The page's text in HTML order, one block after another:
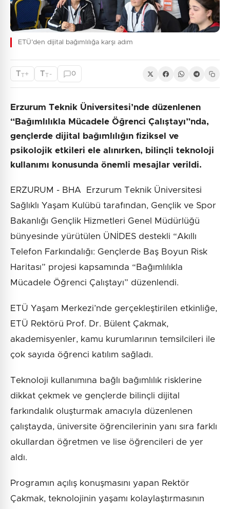
ETÜ’den dijital bağımlılığa karşı adım
TT+ TT - 0
Erzurum Teknik Üniversitesi’nde düzenlenen
“Bağımlılıkla Mücadele Öğrenci Çalıştayı”nda,
gençlerde dijital bağımlılığın fiziksel ve
psikolojik etkileri ele alınırken, bilinçli teknoloji
kullanımı konusunda önemli mesajlar verildi.
ERZURUM - BHA Erzurum Teknik Üniversitesi
Sağlıklı Yaşam Kulübü tarafından, Gençlik ve Spor
Bakanlığı Gençlik Hizmetleri Genel Müdürlüğü
bünyesinde yürütülen ÜNİDES destekli “Akıllı
Telefon Farkındalığı: Gençlerde Baş Boyun Risk
Haritası” projesi kapsamında “Bağımlılıkla
Mücadele Öğrenci Çalıştayı” düzenlendi.
ETÜ Yaşam Merkezi’nde gerçekleştirilen etkinliğe,
ETÜ Rektörü Prof. Dr. Bülent Çakmak,
akademisyenler, kamu kurumlarının temsilcileri ile
çok sayıda öğrenci katılım sağladı.
Teknoloji kullanımına bağlı bağımlılık risklerine
dikkat çekmek ve gençlerde bilinçli dijital
farkındalık oluşturmak amacıyla düzenlenen
çalıştayda, üniversite öğrencilerinin yanı sıra farklı
okullardan öğretmen ve lise öğrencileri de yer
aldı.
Programın açılış konuşmasını yapan Rektör
Çakmak, teknolojinin yaşamı kolaylaştırmasının